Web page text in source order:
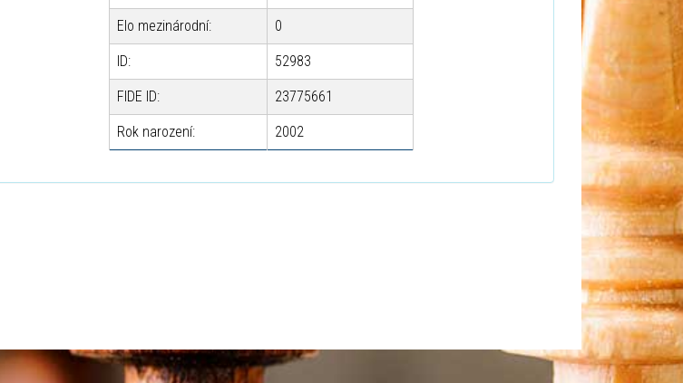
Elo mezinárodní: 0
ID: 52983
FIDE ID: 23775661
Rok narození: 2002